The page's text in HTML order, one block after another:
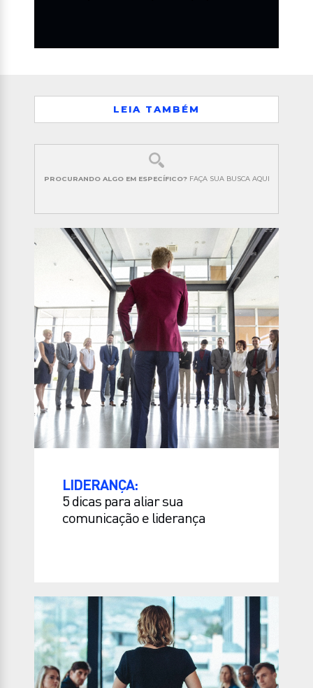
LEIA TAMBÉM
PROCURANDO ALGO EM ESPECÍFICO? FAÇA SUA BUSCA AQUI
LIDERANÇA:
5 dicas para aliar sua
comunicação e liderança